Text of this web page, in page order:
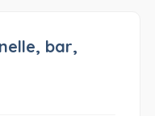
bar,